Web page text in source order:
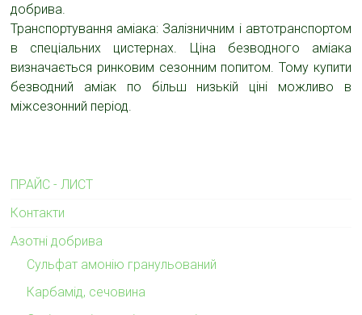
добрива.
Транспортування аміака: Залізничним і автотранспортом
в спеціальних цистернах.
Ціна безводного аміака
визначається ринковим сезонним попитом. Тому купити
безводний аміак по більш низькій ціні можливо в
міжсезонний період.
ПРАЙС - ЛИСТ
Контакти
Азотні добрива
Сульфат амонію гранульований
Карбамід, сечовина